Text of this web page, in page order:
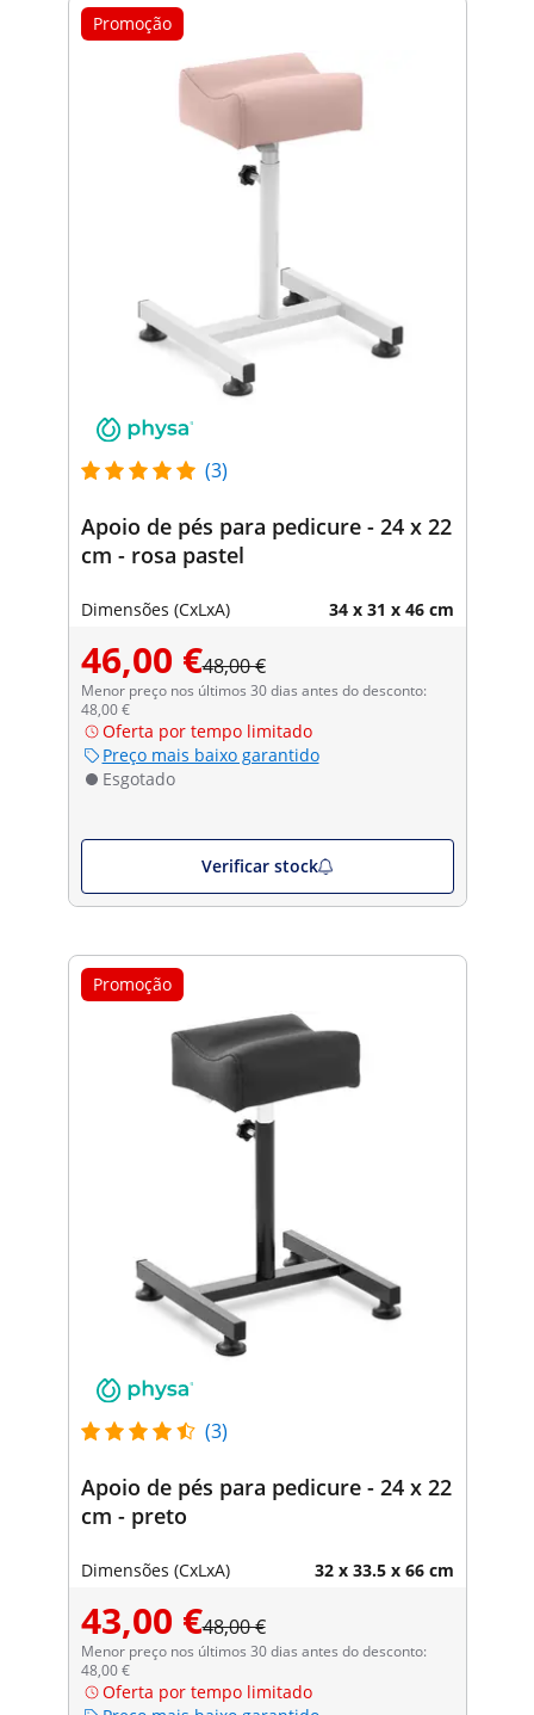
Promoção
(3)
Apoio de pés para pedicure - 24 x 22
cm - rosa pastel
Dimensões (CxLxA) 34 x 31 x 46 cm
46,00 €48,00 €
Menor preço nos últimos 30 dias antes do desconto:
48,00 €
Oferta por tempo limitado
Preço mais baixo garantido
Esgotado
Verificar stock
Promoção
(3)
Apoio de pés para pedicure - 24 x 22
cm - preto
Dimensões (CxLxA) 32 x 33.5 x 66 cm
43,00 €48,00 €
Menor preço nos últimos 30 dias antes do desconto:
48,00 €
Oferta por tempo limitado